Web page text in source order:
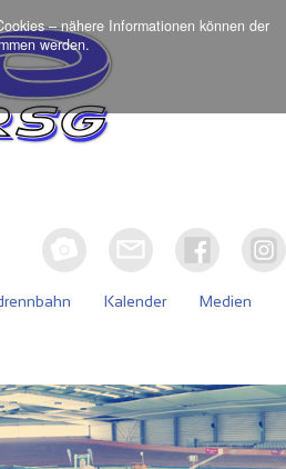
– nähere Informationen können der
werden.
Kalender Medien